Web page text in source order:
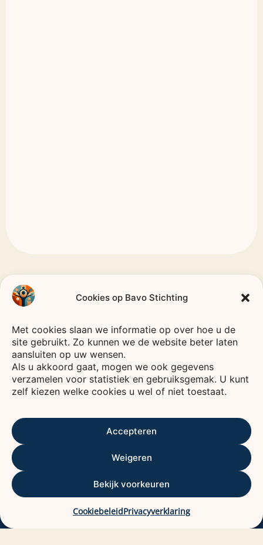
Cookies op Bavo Stichting
Met cookies slaan we informatie op over hoe u de
site gebruikt. Zo kunnen we de website beter laten
aansluiten op uw wensen.
Als u akkoord gaat, mogen we ook gegevens
verzamelen voor statistiek en gebruiksgemak. U kunt
zelf kiezen welke cookies u wel of niet toestaat.
Accepteren
Weigeren
Bekijk voorkeuren
CookiebeleidPrivacyverklaring
BESTUUR
Bavo Stichting
—HEEMSTEDE—
Voor een leven vol verbinding, plezier en zorg.
De Bavo stichting is een fonds waarvan het
rendement wordt gebruikt voor het bevorderen
van het welzijn van ouderen, voornamelijk in
Contactgegevens